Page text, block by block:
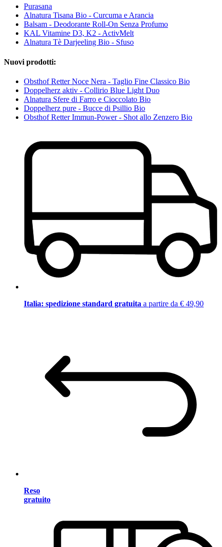
Purasana
Alnatura Tisana Bio - Curcuma e Arancia
Balsam - Deodorante Roll-On Senza Profumo
KAL Vitamine D3, K2 - ActivMelt
Alnatura Tè Darjeeling Bio - Sfuso
Nuovi prodotti:
Obsthof Retter Noce Nera - Taglio Fine Classico Bio
Doppelherz aktiv - Collirio Blue Light Duo
Alnatura Sfere di Farro e Cioccolato Bio
Doppelherz pure - Bucce di Psillio Bio
Obsthof Retter Immun-Power - Shot allo Zenzero Bio
Italia: spedizione standard gratuita a partire da € 49,90
Reso
gratuito